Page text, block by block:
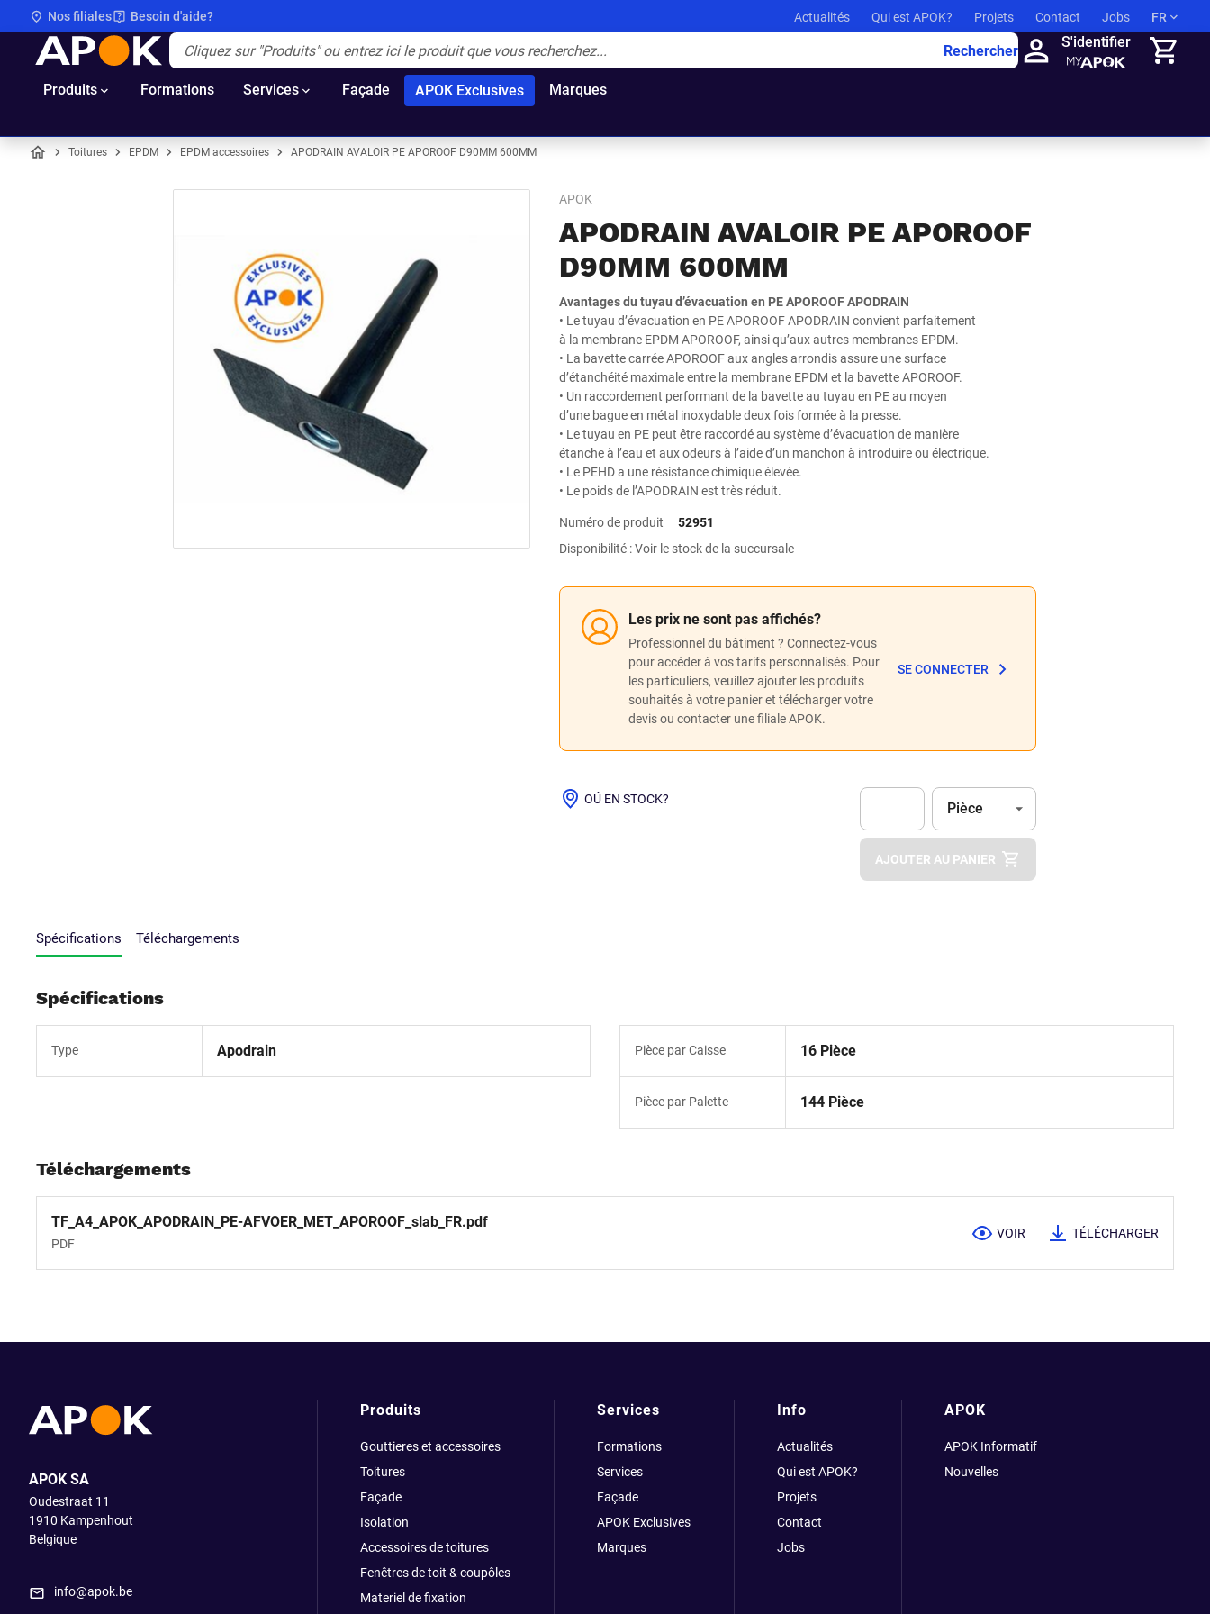
Nos filiales Besoin d'aide? Actualités Qui est APOK? Projets Contact Jobs FR
APOK Rechercher
S'identifier
Produits Formations Services Façade APOK Exclusives Marques
Toitures EPDM EPDM accessoires APODRAIN AVALOIR PE APOROOF D90MM 600MM
APOK
APODRAIN AVALOIR PE APOROOF
D90MM 600MM
Avantages du tuyau d’évacuation en PE APOROOF APODRAIN
• Le tuyau d’évacuation en PE APOROOF APODRAIN convient parfaitement
à la membrane EPDM APOROOF, ainsi qu’aux autres membranes EPDM.
• La bavette carrée APOROOF aux angles arrondis assure une surface
d’étanchéité maximale entre la membrane EPDM et la bavette APOROOF.
• Un raccordement performant de la bavette au tuyau en PE au moyen
d’une bague en métal inoxydable deux fois formée à la presse.
• Le tuyau en PE peut être raccordé au système d’évacuation de manière
étanche à l’eau et aux odeurs à l’aide d’un manchon à introduire ou électrique.
• Le PEHD a une résistance chimique élevée.
• Le poids de l’APODRAIN est très réduit.
Numéro de produit
52951
Disponibilité : Voir le stock de la succursale
Les prix ne sont pas affichés?
Professionnel du bâtiment ? Connectez-vous
pour accéder à vos tarifs personnalisés. Pour
les particuliers, veuillez ajouter les produits
souhaités à votre panier et télécharger votre
devis ou contacter une filiale APOK.
SE CONNECTER
OÚ EN STOCK?
Apok.Product.Detail.AddToCart.Quantity
Unité
Pièce
AJOUTER AU PANIER
Spécifications Téléchargements
Spécifications
Type Apodrain Pièce par Caisse 16 Pièce
Pièce par Palette 144 Pièce
Téléchargements
TF_A4_APOK_APODRAIN_PE-AFVOER_MET_APOROOF_slab_FR.pdf
PDF
VOIR TÉLÉCHARGER
APOK SA
Oudestraat 11
1910 Kampenhout
Belgique
info@apok.be
Produits
Gouttieres et accessoires
Toitures
Façade
Isolation
Accessoires de toitures
Fenêtres de toit & coupôles
Materiel de fixation
Services
Formations
Services
Façade
APOK Exclusives
Marques
Info
Actualités
Qui est APOK?
Projets
Contact
Jobs
APOK
APOK Informatif
Nouvelles